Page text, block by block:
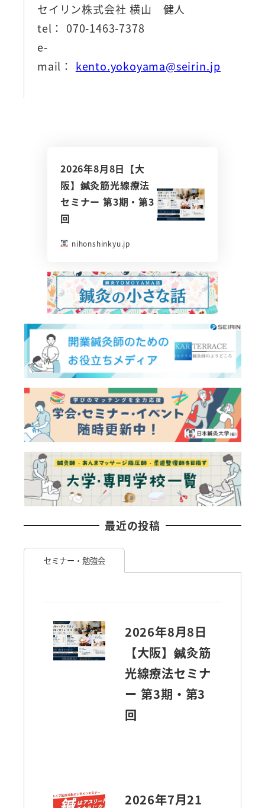
セイリン株式会社 横山 健人
tel： 070-1463-7378
e-
mail： kento.yokoyama@seirin.jp
2026年8月8日【大
阪】鍼灸筋光線療法
セミナー 第3期・第3
回
nihonshinkyu.jp
最近の投稿
セミナー・勉強会
2026年8月8日
【大阪】鍼灸筋
光線療法セミナ
ー 第3期・第3
回
2026年7月21